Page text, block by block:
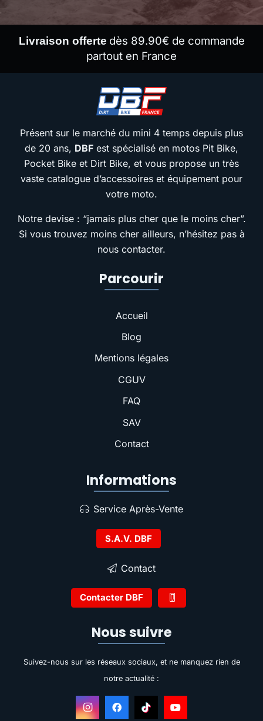
Livraison offerte dès 89.90€ de commande
partout en France
Présent sur le marché du mini 4 temps depuis plus
de 20 ans, DBF est spécialisé en motos Pit Bike,
Pocket Bike et Dirt Bike, et vous propose un très
vaste catalogue d’accessoires et équipement pour
votre moto.
Notre devise : “jamais plus cher que le moins cher”.
Si vous trouvez moins cher ailleurs, n’hésitez pas à
nous contacter.
Parcourir
Accueil
Blog
Mentions légales
CGUV
FAQ
SAV
Contact
Informations
Service Après-Vente
S.A.V. DBF
Contact
Contacter DBF
Nous suivre
Suivez-nous sur les réseaux sociaux, et ne manquez rien de
notre actualité :